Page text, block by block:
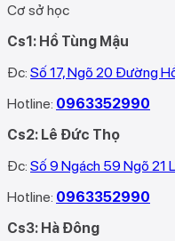
Cơ sở học
Cs1: Hồ Tùng Mậu
Đc: Số 17, Ngõ 20 Đường
Hotline: 0963352990
Cs2: Lê Đức Thọ
Đc: Số 9 Ngách 59 Ngõ 21
Hotline: 0963352990
Cs3: Hà Đông